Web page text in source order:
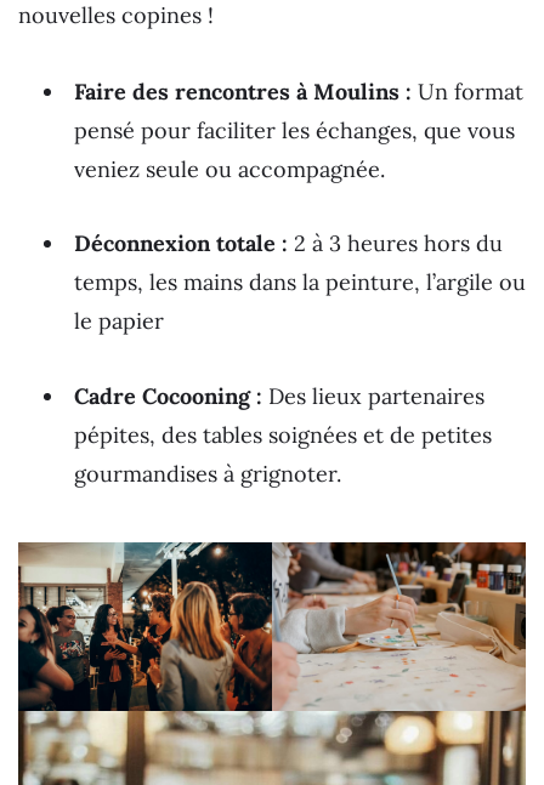
nouvelles copines !
Faire des rencontres à Moulins : Un format
pensé pour faciliter les échanges, que vous
veniez seule ou accompagnée.
Déconnexion totale : 2 à 3 heures hors du
temps, les mains dans la peinture, l’argile ou
le papier
Cadre Cocooning : Des lieux partenaires
pépites, des tables soignées et de petites
gourmandises à grignoter.